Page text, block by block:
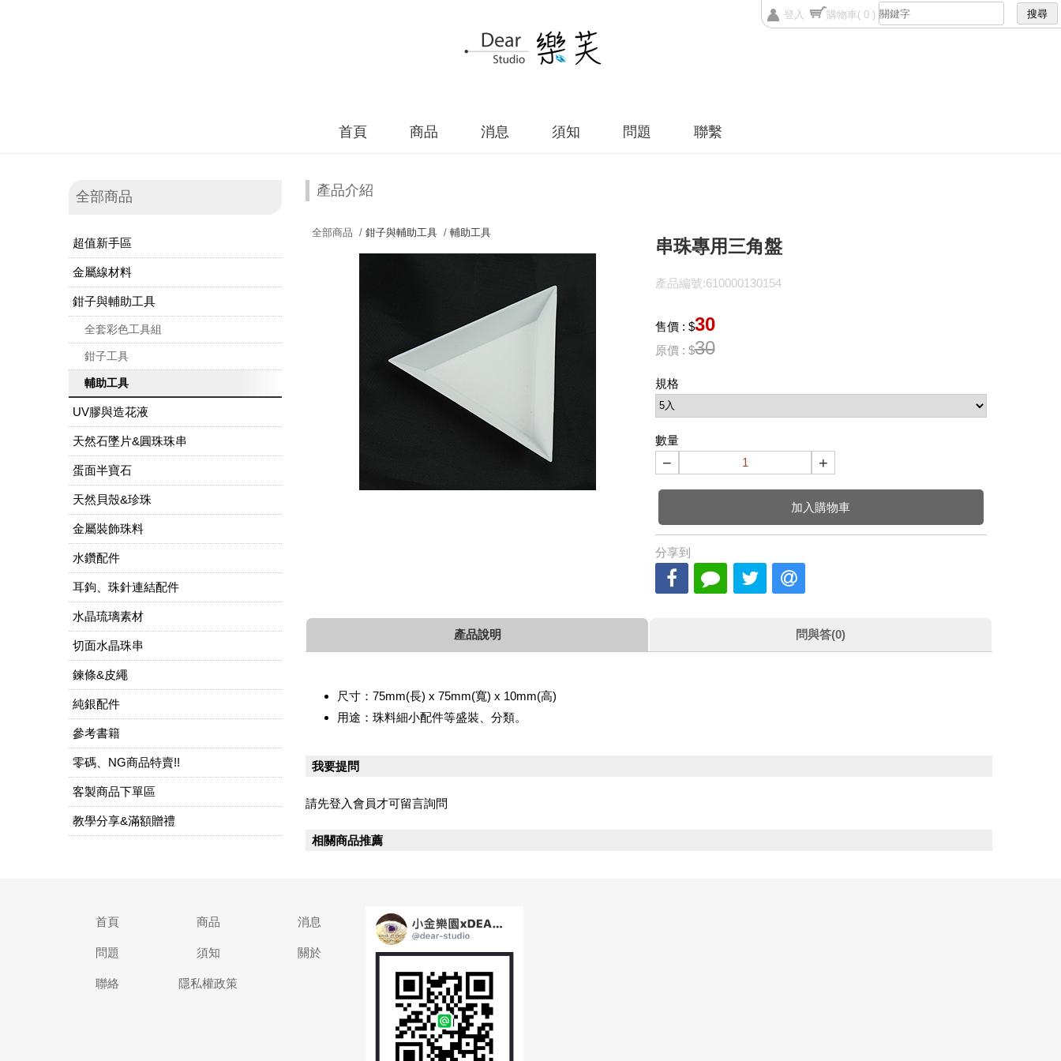
登入 購物車( 0 )
首頁 商品 消息 須知 問題 聯繫
全部商品
超值新手區
金屬線材料
鉗子與輔助工具
全套彩色工具組
鉗子工具
輔助工具
UV膠與造花液
天然石墜片&圓珠珠串
蛋面半寶石
天然貝殼&珍珠
金屬裝飾珠料
水鑽配件
耳鉤、珠針連結配件
水晶琉璃素材
切面水晶珠串
鍊條&皮繩
純銀配件
參考書籍
零碼、NG商品特賣!!
客製商品下單區
教學分享&滿額贈禮
產品介紹
全部商品 / 鉗子與輔助工具/ 輔助工具
串珠專用三角盤
產品編號:610000130154
售價 : $30
原價 : $30
規格
數量
− +
加入購物車
分享到
產品說明 問與答(0)
尺寸：75mm(長) x 75mm(寬) x 10mm(高)
用途：珠料細小配件等盛裝、分類。
我要提問
請先登入會員才可留言詢問
相關商品推薦
首頁 商品 消息
問題 須知 關於
聯絡 隱私權政策